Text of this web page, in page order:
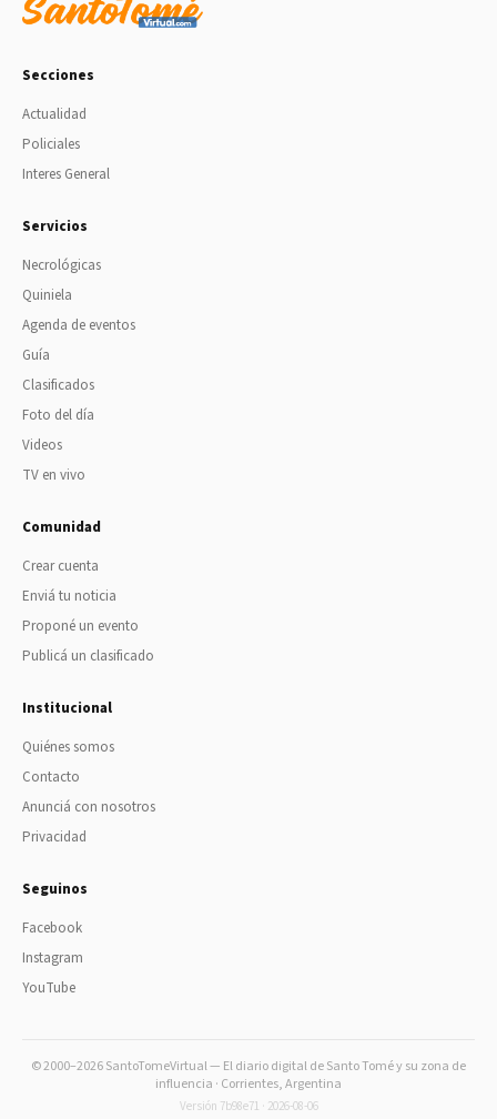
Secciones
Actualidad
Policiales
Interes General
Servicios
Necrológicas
Quiniela
Agenda de eventos
Guía
Clasificados
Foto del día
Videos
TV en vivo
Comunidad
Crear cuenta
Enviá tu noticia
Proponé un evento
Publicá un clasificado
Institucional
Quiénes somos
Contacto
Anunciá con nosotros
Privacidad
Seguinos
Facebook
Instagram
YouTube
© 2000–2026 SantoTomeVirtual — El diario digital de Santo Tomé y su zona de
influencia · Corrientes, Argentina
Versión 7b98e71 · 2026-08-06